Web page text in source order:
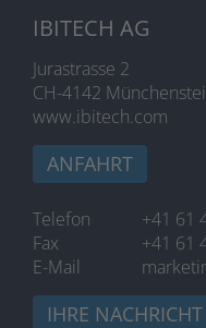
IBITECH AG
Jurastrasse 2
CH-4142
www.ibitech.com
ANFAHRT
Telefon
+41 61
Fax
+41 61
E-Mail
IHRE NACHRICHT